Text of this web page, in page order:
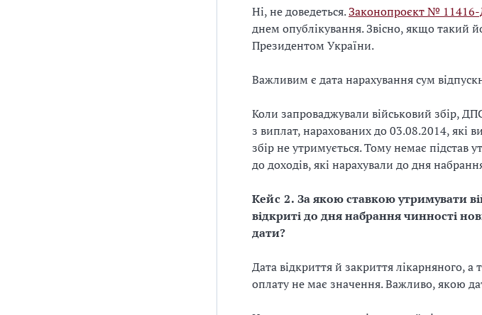
Ні, не доведеться.Законопроєкт №
днем опублікування. Звісно, якщо такий
Президентом України.
Важливим є дата нарахування сум
Коли запроваджували військовий збір,
з виплат, нарахованих до 03.08.2014, які
збір не утримується. Тому немає підстав
до доходів, які нарахували до дня
Кейс 2.За якою ставкою утримувати
відкриті до дня набрання чинності
дати?
Дата відкриття й закриття лікарняного,
оплату не має значення. Важливо, якою